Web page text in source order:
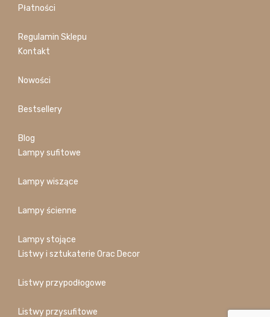
Płatności
Regulamin Sklepu
Kontakt
Nowości
Bestsellery
Blog
Lampy sufitowe
Lampy wiszące
Lampy ścienne
Lampy stojące
Listwy i sztukaterie Orac Decor
Listwy przypodłogowe
Listwy przysufitowe